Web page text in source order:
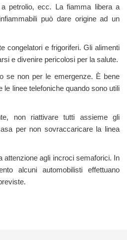
petrolio, ecc. La fiamma libera a
può dare origine ad un
congelatori e frigoriferi. Gli alimenti
e divenire pericolosi per la salute.
se non per le emergenze. È bene
linee telefoniche quando sono utili
non riattivare tutti assieme gli
per non sovraccaricare la linea
attenzione agli incroci semaforici. In
alcuni automobilisti effettuano